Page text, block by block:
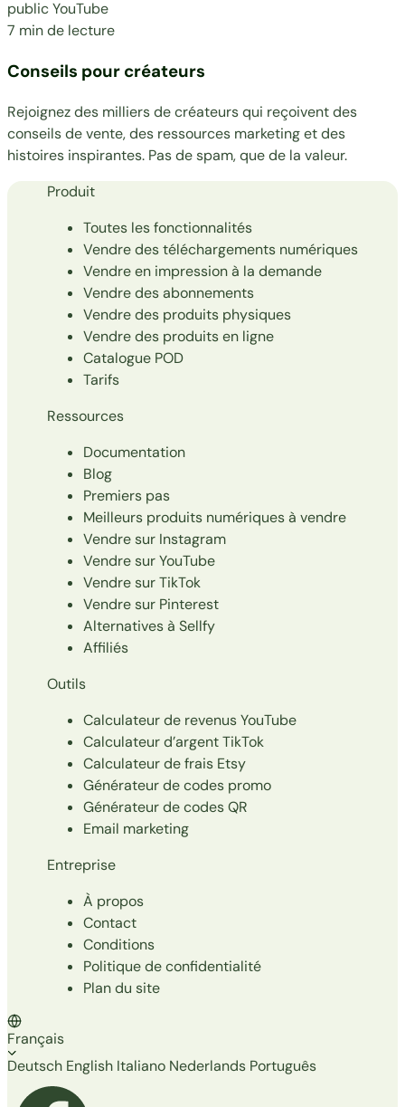
public YouTube
7 min de lecture
Conseils pour créateurs
Rejoignez des milliers de créateurs qui reçoivent des
conseils de vente, des ressources marketing et des
histoires inspirantes. Pas de spam, que de la valeur.
Produit
Toutes les fonctionnalités
Vendre des téléchargements numériques
Vendre en impression à la demande
Vendre des abonnements
Vendre des produits physiques
Vendre des produits en ligne
Catalogue POD
Tarifs
Ressources
Documentation
Blog
Premiers pas
Meilleurs produits numériques à vendre
Vendre sur Instagram
Vendre sur YouTube
Vendre sur TikTok
Vendre sur Pinterest
Alternatives à Sellfy
Affiliés
Outils
Calculateur de revenus YouTube
Calculateur d’argent TikTok
Calculateur de frais Etsy
Générateur de codes promo
Générateur de codes QR
Email marketing
Entreprise
À propos
Contact
Conditions
Politique de confidentialité
Plan du site
Français
Deutsch English Italiano Nederlands Português